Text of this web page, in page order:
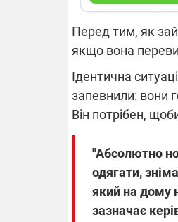
Перед тим, як
якщо вона
Ідентична
запевнили: вони
Він потрібен,
"Абсолютно
одягати,
який на дому
зазначає